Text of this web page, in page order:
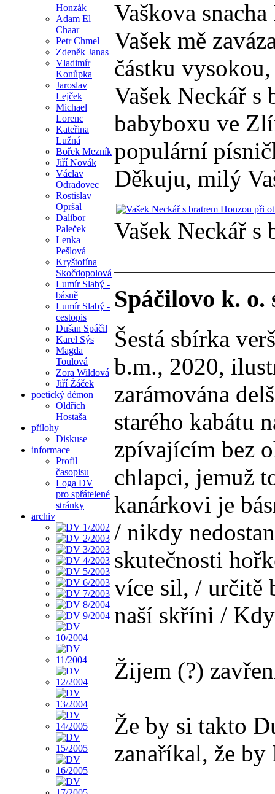
Honzák
Adam El
Chaar
Petr Chmel
Zdeněk Janas
Vladimír
Konůpka
Jaroslav
Lejček
Michael
Lorenc
Kateřina
Lužná
Bořek Mezník
Jiří Novák
Václav
Odradovec
Rostislav
Opršal
Dalibor
Paleček
Lenka
Pešlová
Kryštofína
Skočdopolová
Lumír Slabý -
básně
Lumír Slabý -
cestopis
Dušan Spáčil
Karel Sýs
Magda
Toulová
Zora Wildová
Jiří Žáček
poetický démon
Oldřich
Hostaša
přílohy
Diskuse
informace
Profil
časopisu
Loga DV
pro spřátelené
stránky
archiv
Vaškova
Vašek mě
částku
Vašek Neckář s
babyboxu ve
populární
Děkuju, milý
Vašek Neckář
Spáčilovo k.
Šestá sbírka
b.m., 2020,
zarámována
starého kabátu
zpívajícím bez
chlapci, jemuž
kanárkovi je
/ nikdy
skutečnosti
více sil, / určitě
naší skříni /
Žijem (?)
Že by si takto
zanaříkal, že by